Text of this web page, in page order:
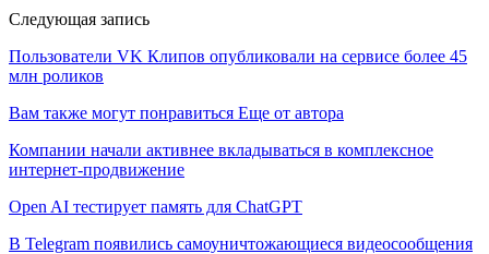
Следующая запись
Пользователи VK Клипов опубликовали на сервисе более 45
млн роликов
Вам также могут понравиться Еще от автора
Компании начали активнее вкладываться в комплексное
интернет-продвижение
Open AI тестирует память для ChatGPT
В Telegram появились самоуничтожающиеся видеосообщения